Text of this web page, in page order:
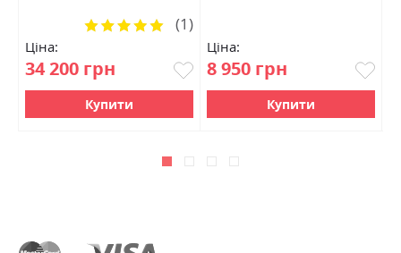
Ціна:
34 200 грн
Рейтинг:
(1)
Купити
Ціна:
8 950 грн
Купити